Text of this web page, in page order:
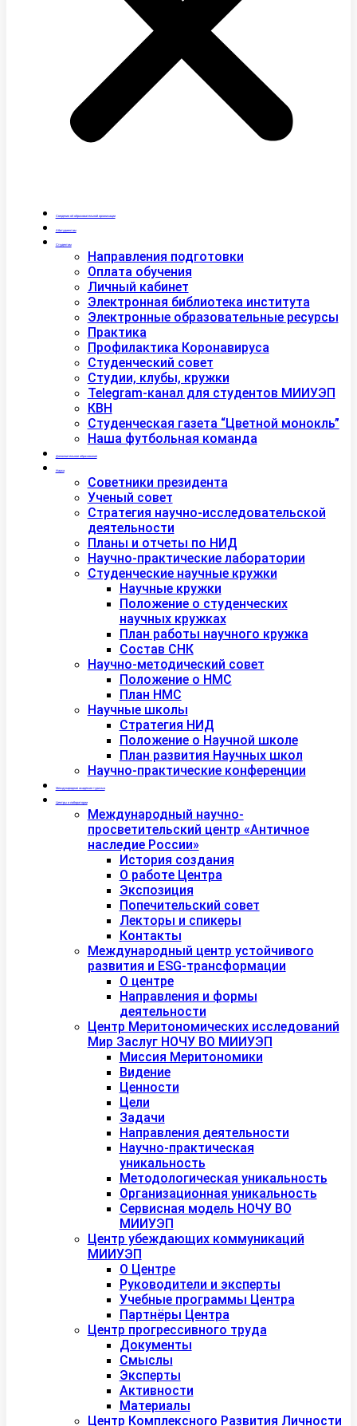
Сведения об образовательной организации
Абитуриентам
Студентам
Направления подготовки
Оплата обучения
Личный кабинет
Электронная библиотека института
Электронные образовательные ресурсы
Практика
Профилактика Коронавируса
Студенческий совет
Студии, клубы, кружки
Telegram-канал для студентов МИИУЭП
КВН
Студенческая газета “Цветной монокль”
Наша футбольная команда
Дополнительное образование
Наука
Советники президента
Ученый совет
Стратегия научно-исследовательской
деятельности
Планы и отчеты по НИД
Научно-практические лаборатории
Студенческие научные кружки
Научные кружки
Положение о студенческих
научных кружках
План работы научного кружка
Состав СНК
Научно-методический совет
Положение о НМС
План НМС
Научные школы
Стратегия НИД
Положение о Научной школе
План развития Научных школ
Научно-практические конференции
Международная академия туризма
Центры и лаборатории
Международный научно-
просветительский центр «Античное
наследие России»
История создания
О работе Центра
Экспозиция
Попечительский совет
Лекторы и спикеры
Контакты
Международный центр устойчивого
развития и ESG-трансформации
О центре
Направления и формы
деятельности
Центр Меритономических исследований
Мир Заслуг НОЧУ ВО МИИУЭП
Миссия Меритономики
Видение
Ценности
Цели
Задачи
Направления деятельности
Научно-практическая
уникальность
Методологическая уникальность
Организационная уникальность
Сервисная модель НОЧУ ВО
МИИУЭП
Центр убеждающих коммуникаций
МИИУЭП
О Центре
Руководители и эксперты
Учебные программы Центра
Партнёры Центра
Центр прогрессивного труда
Документы
Смыслы
Эксперты
Активности
Материалы
Центр Комплексного Развития Личности